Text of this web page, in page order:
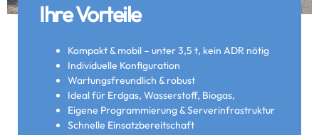
Ihre Vorteile
Kompakt & mobil – unter 3,5 t, kein ADR nötig
Individuelle Konfiguration
Wartungsfreundlich & robust
Ideal für Erdgas, Wasserstoff, Biogas,
Eigene Programmierung & Serverinfrastruktur
Schnelle Einsatzbereitschaft